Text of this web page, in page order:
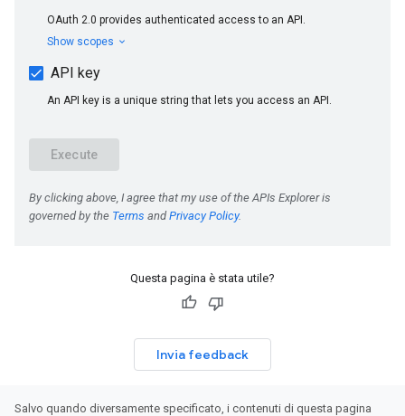
Questa pagina è stata utile?
Invia feedback
Salvo quando diversamente specificato, i contenuti di questa pagina